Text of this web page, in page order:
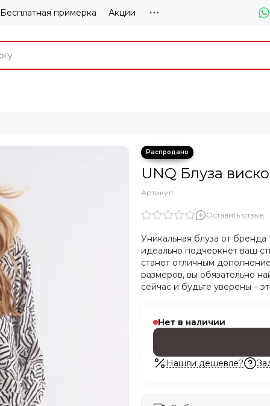
Бесплатная примерка Акции
UNQ Блуза
Артикул:
Оставить отзыв
Уникальная блуза от
идеально подчеркнет ваш
станет отличным
размеров, вы обязательно
сейчас и будьте уверены –
Нет в наличии
Нашли дешевле?